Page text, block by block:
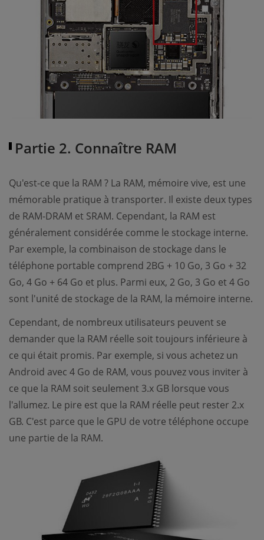
Partie 2. Connaître RAM
Qu'est-ce que la RAM ? La RAM, mémoire vive, est une
mémorable pratique à transporter. Il existe deux types
de RAM-DRAM et SRAM. Cependant, la RAM est
généralement considérée comme le stockage interne.
Par exemple, la combinaison de stockage dans le
téléphone portable comprend 2BG + 10 Go, 3 Go + 32
Go, 4 Go + 64 Go et plus. Parmi eux, 2 Go, 3 Go et 4 Go
sont l'unité de stockage de la RAM, la mémoire interne.
Cependant, de nombreux utilisateurs peuvent se
demander que la RAM réelle soit toujours inférieure à
ce qui était promis. Par exemple, si vous achetez un
Android avec 4 Go de RAM, vous pouvez vous inviter à
ce que la RAM soit seulement 3.x GB lorsque vous
l'allumez. Le pire est que la RAM réelle peut rester 2.x
GB. C'est parce que le GPU de votre téléphone occupe
une partie de la RAM.